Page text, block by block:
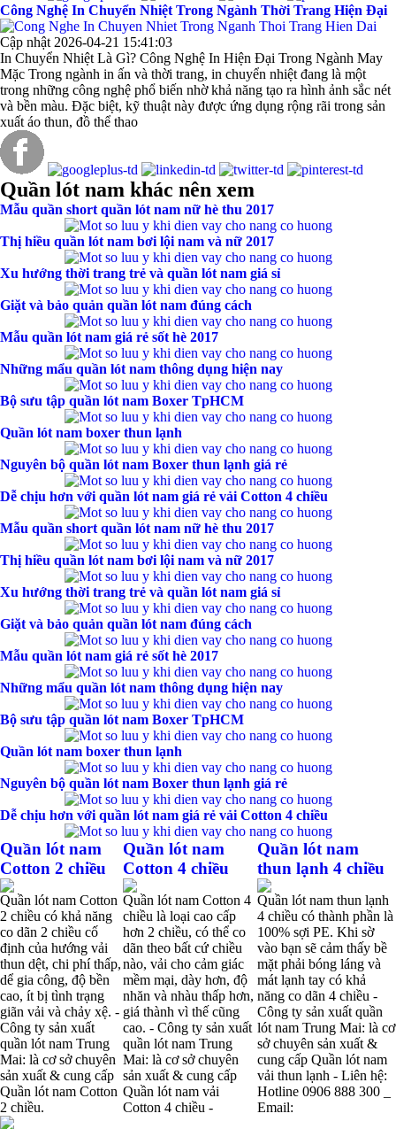
Công Nghệ In Chuyển Nhiệt Trong Ngành Thời Trang Hiện Đại
Cập nhật 2026-04-21 15:41:03
In Chuyển Nhiệt Là Gì? Công Nghệ In Hiện Đại Trong Ngành May
Mặc Trong ngành in ấn và thời trang, in chuyển nhiệt đang là một
trong những công nghệ phổ biến nhờ khả năng tạo ra hình ảnh sắc nét
và bền màu. Đặc biệt, kỹ thuật này được ứng dụng rộng rãi trong sản
xuất áo thun, đồ thể thao
Quần lót nam khác nên xem
Mẫu quần short quần lót nam nữ hè thu 2017
Thị hiều quần lót nam bơi lội nam và nữ 2017
Xu hướng thời trang trẻ và quần lót nam giá sỉ
Giặt và bảo quản quần lót nam đúng cách
Mẫu quần lót nam giá rẻ sốt hè 2017
Những mẩu quần lót nam thông dụng hiện nay
Bộ sưu tập quần lót nam Boxer TpHCM
Quần lót nam boxer thun lạnh
Nguyên bộ quần lót nam Boxer thun lạnh giá rẻ
Dễ chịu hơn với quần lót nam giá rẻ vải Cotton 4 chiều
Mẫu quần short quần lót nam nữ hè thu 2017
Thị hiều quần lót nam bơi lội nam và nữ 2017
Xu hướng thời trang trẻ và quần lót nam giá sỉ
Giặt và bảo quản quần lót nam đúng cách
Mẫu quần lót nam giá rẻ sốt hè 2017
Những mẩu quần lót nam thông dụng hiện nay
Bộ sưu tập quần lót nam Boxer TpHCM
Quần lót nam boxer thun lạnh
Nguyên bộ quần lót nam Boxer thun lạnh giá rẻ
Dễ chịu hơn với quần lót nam giá rẻ vải Cotton 4 chiều
Quần lót nam
Cotton 2 chiều
Quần lót nam Cotton
2 chiều có khả năng
co dãn 2 chiều cố
định của hướng vải
thun dệt, chi phí thấp,
dể gia công, độ bền
cao, ít bị tình trạng
giãn vải và chảy xệ. -
Công ty sản xuất
quần lót nam Trung
Mai: là cơ sở chuyên
sản xuất & cung cấp
Quần lót nam Cotton
2 chiều.
Quần lót nam
Cotton 4 chiều
Quần lót nam Cotton 4
chiều là loại cao cấp
hơn 2 chiều, có thể co
dãn theo bất cứ chiều
nào, vải cho cảm giác
mềm mại, dày hơn, độ
nhăn và nhàu thấp hơn,
giá thành vì thế cũng
cao. - Công ty sản xuất
quần lót nam Trung
Mai: là cơ sở chuyên
sản xuất & cung cấp
Quần lót nam vải
Cotton 4 chiều -
Quần lót nam
thun lạnh 4 chiều
Quần lót nam thun lạnh
4 chiều có thành phần là
100% sợi PE. Khi sờ
vào bạn sẽ cảm thấy bề
mặt phải bóng láng và
mát lạnh tay có khả
năng co dãn 4 chiều -
Công ty sản xuất quần
lót nam Trung Mai: là cơ
sở chuyên sản xuất &
cung cấp Quần lót nam
vải thun lạnh - Liên hệ:
Hotline 0906 888 300 _
Email: